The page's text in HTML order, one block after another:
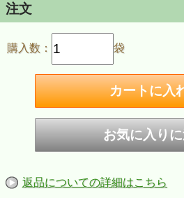
注文
購入数： 袋
返品についての詳細はこちら